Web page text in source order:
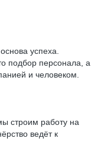
успеха.
подбор персонала, а
и человеком.
строим работу на
ведёт к